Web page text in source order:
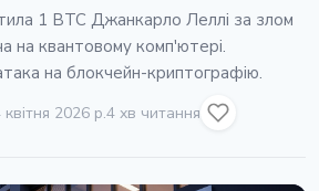
1 BTC Джанкарло Леллі за злом
на квантовому комп'ютері.
на блокчейн-криптографію.
квітня 2026 р.4 хв читання